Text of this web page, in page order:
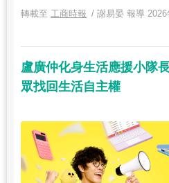
轉載至 工商時報 / 謝易晏 報導 2026
盧廣仲化身生活應援小隊
眾找回生活自主權